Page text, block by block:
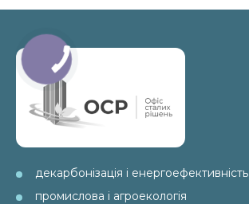
декарбонізація і енергоефективність
промислова і агроекологія